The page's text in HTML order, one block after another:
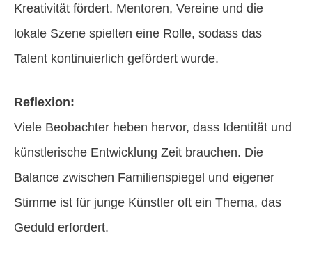
Kreativität fördert. Mentoren, Vereine und die
lokale Szene spielten eine Rolle, sodass das
Talent kontinuierlich gefördert wurde.
Reflexion:
Viele Beobachter heben hervor, dass Identität und
künstlerische Entwicklung Zeit brauchen. Die
Balance zwischen Familienspiegel und eigener
Stimme ist für junge Künstler oft ein Thema, das
Geduld erfordert.